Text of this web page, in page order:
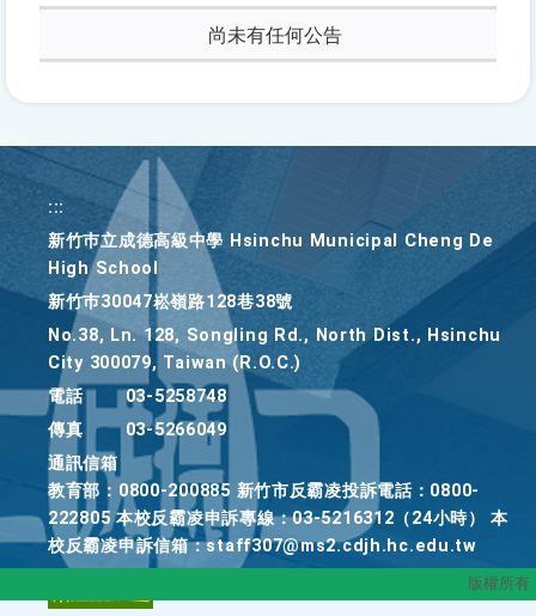
後
Enter
查
詢
尚未有任何公告
:::
新竹巿立成德高級中學 Hsinchu Municipal Cheng De
High School
新竹巿30047崧嶺路128巷38號
No.38, Ln. 128, Songling Rd., North Dist., Hsinchu
City 300079, Taiwan (R.O.C.)
電話
03-5258748
傳真
03-5266049
通訊信箱
教育部：0800-200885 新竹市反霸凌投訴電話：0800-
222805 本校反霸凌申訴專線：03-5216312（24小時） 本
校反霸凌申訴信箱：staff307@ms2.cdjh.hc.edu.tw
版權所有